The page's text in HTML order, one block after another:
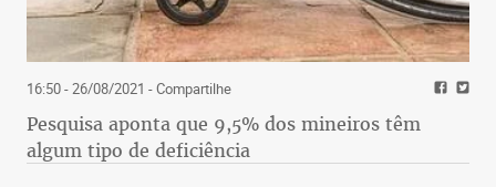
16:50 - 26/08/2021 - Compartilhe
Pesquisa aponta que 9,5% dos mineiros têm
algum tipo de deficiência